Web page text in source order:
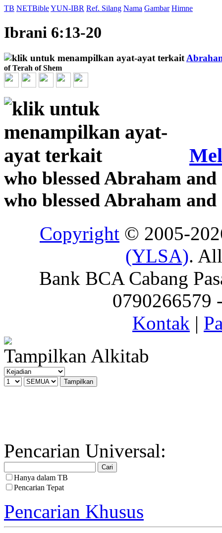
TB NETBibleYUN-IBR Ref. Silang Nama Gambar Himne
Ibrani 6:13-20
of Terah of Shem
who blessed Abraham
who blessed Abraham
Copyright © 2005-
(YLSA).
Bank BCA Cabang
0790266579
Kontak |
Tampilkan Alkitab
Pencarian Universal:
Hanya dalam TB
Pencarian Tepat
Pencarian Khusus